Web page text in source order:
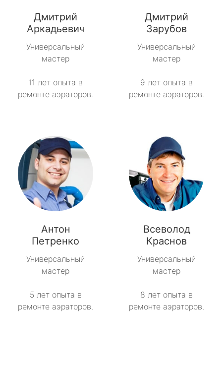
Дмитрий
Аркадьевич
Универсальный
мастер
11 лет опыта в
ремонте аэраторов.
Дмитрий
Зарубов
Универсальный
мастер
9 лет опыта в
ремонте аэраторов.
Антон
Петренко
Универсальный
мастер
5 лет опыта в
ремонте аэраторов.
Всеволод
Краснов
Универсальный
мастер
8 лет опыта в
ремонте аэраторов.